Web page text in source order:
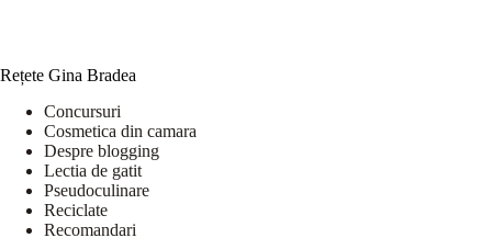
Rețete Gina Bradea
Concursuri
Cosmetica din camara
Despre blogging
Lectia de gatit
Pseudoculinare
Reciclate
Recomandari